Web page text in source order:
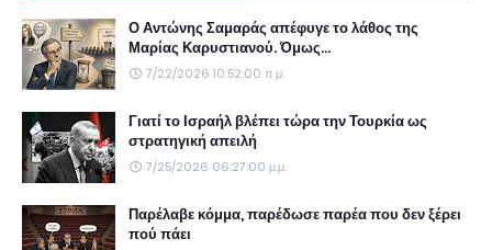
Ο Αντώνης Σαμαράς απέφυγε το λάθος της
Μαρίας Καρυστιανού. Όμως...
7/22/2026 10:52:00 π.μ.
Γιατί το Ισραήλ βλέπει τώρα την Τουρκία ως
στρατηγική απειλή
7/25/2026 06:27:00 μ.μ.
Παρέλαβε κόμμα, παρέδωσε παρέα που δεν ξέρει
πού πάει